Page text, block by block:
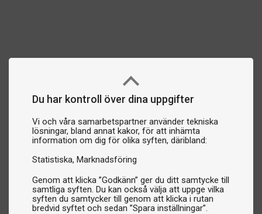
Du har kontroll över dina uppgifter
Vi och våra samarbetspartner använder tekniska
lösningar, bland annat kakor, för att inhämta
information om dig för olika syften, däribland:
Statistiska Marknadsföring
Genom att klicka ”Godkänn” ger du ditt samtycke till
samtliga syften. Du kan också välja att uppge vilka
syften du samtycker till genom att klicka i rutan
bredvid syftet och sedan ”Spara inställningar”.